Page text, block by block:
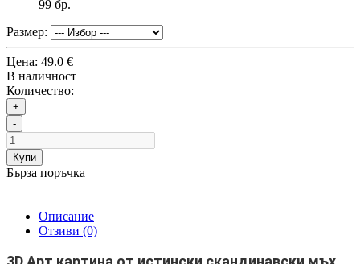
99 бр.
Размер:
Цена: 49.0 €
В наличност
Количество:
+
-
Купи
Бърза поръчка
Описание
Отзиви (0)